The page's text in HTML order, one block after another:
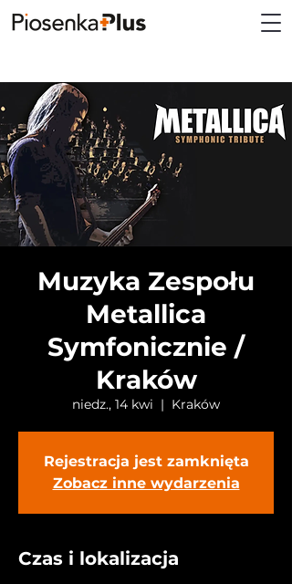
Muzyka Zespołu
Metallica
Symfonicznie /
Kraków
niedz., 14 kwi
  |
Kraków
Rejestracja jest zamknięta
Zobacz inne wydarzenia
Czas i lokalizacja